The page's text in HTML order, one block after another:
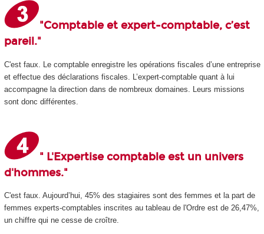
"Comptable et expert-comptable, c’est
pareil."
C'est faux. Le comptable enregistre les opérations fiscales d’une entreprise
et effectue des déclarations fiscales. L’expert-comptable quant à lui
accompagne la direction dans de nombreux domaines. Leurs missions
sont donc différentes.
" L'Expertise comptable est un univers
d'hommes."
C'est faux. Aujourd’hui, 45% des stagiaires sont des femmes et la part de
femmes experts-comptables inscrites au tableau de l'Ordre est de 26,47%,
un chiffre qui ne cesse de croître.